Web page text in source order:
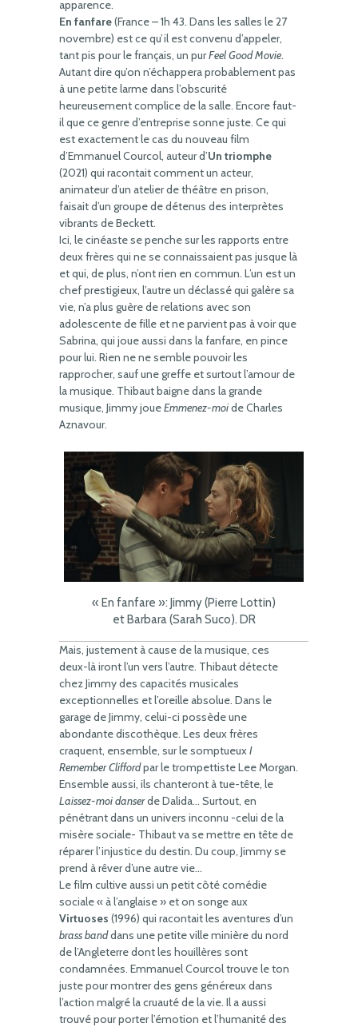
apparence.
En fanfare(France – 1h 43. Dans les salles le 27
novembre) est ce qu’il est convenu d’appeler,
tant pis pour le français, un purFeel Good Movie.
Autant dire qu’on n’échappera probablement pas
à une petite larme dans l’obscurité
heureusement complice de la salle. Encore faut-
il que ce genre d’entreprise sonne juste. Ce qui
est exactement le cas du nouveau film
d’Emmanuel Courcol, auteur d’Un triomphe
(2021) qui racontait comment un acteur,
animateur d’un atelier de théâtre en prison,
faisait d’un groupe de détenus des interprètes
vibrants de Beckett.
Ici, le cinéaste se penche sur les rapports entre
deux frères qui ne se connaissaient pas jusque là
et qui, de plus, n’ont rien en commun. L’un est un
chef prestigieux, l’autre un déclassé qui galère sa
vie, n’a plus guère de relations avec son
adolescente de fille et ne parvient pas à voir que
Sabrina, qui joue aussi dans la fanfare, en pince
pour lui. Rien ne ne semble pouvoir les
rapprocher, sauf une greffe et surtout l’amour de
la musique. Thibaut baigne dans la grande
musique, Jimmy joueEmmenez-moide Charles
Aznavour.
« En fanfare »: Jimmy (Pierre Lottin)
et Barbara (Sarah Suco). DR
Mais, justement à cause de la musique, ces
deux-là iront l’un vers l’autre. Thibaut détecte
chez Jimmy des capacités musicales
exceptionnelles et l’oreille absolue. Dans le
garage de Jimmy, celui-ci possède une
abondante discothèque. Les deux frères
craquent, ensemble, sur le somptueuxI
Remember Cliffordpar le trompettiste Lee Morgan.
Ensemble aussi, ils chanteront à tue-tête, le
Laissez-moi danserde Dalida… Surtout, en
pénétrant dans un univers inconnu -celui de la
misère sociale- Thibaut va se mettre en tête de
réparer l’injustice du destin. Du coup, Jimmy se
prend à rêver d’une autre vie…
Le film cultive aussi un petit côté comédie
sociale « à l’anglaise » et on songe aux
Virtuoses (1996) qui racontait les aventures d’un
brass banddans une petite ville minière du nord
de l’Angleterre dont les houillères sont
condamnées. Emmanuel Courcol trouve le ton
juste pour montrer des gens généreux dans
l’action malgré la cruauté de la vie. Il a aussi
trouvé pour porter l’émotion et l’humanité des